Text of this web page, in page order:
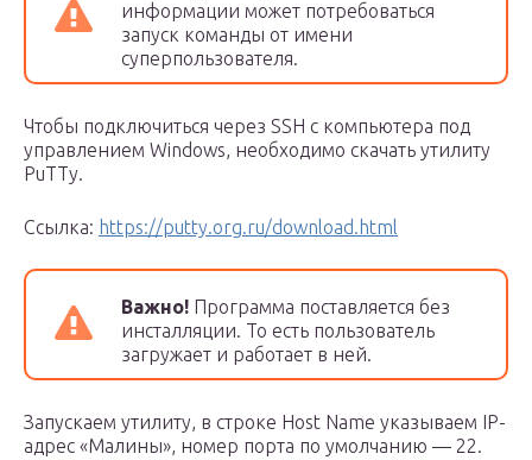
информации может потребоваться
запуск команды от имени
суперпользователя.
Чтобы подключиться через SSH с компьютера под
управлением Windows, необходимо скачать утилиту
PuTTy.
Ссылка: https://putty.org.ru/download.html
Важно! Программа поставляется без
инсталляции. То есть пользователь
загружает и работает в ней.
Запускаем утилиту, в строке Host Name указываем IP-
адрес «Малины», номер порта по умолчанию — 22.